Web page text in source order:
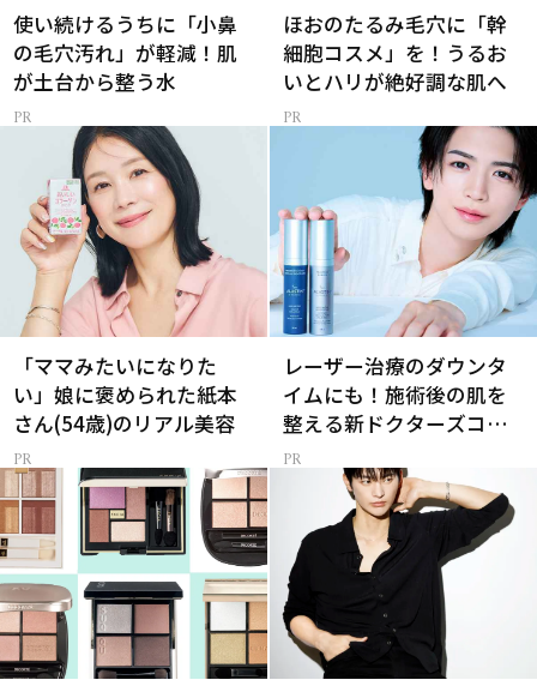
使い続けるうちに「小鼻
の毛穴汚れ」が軽減！肌
が土台から整う水
ほおのたるみ毛穴に「幹
細胞コスメ」を！うるお
いとハリが絶好調な肌へ
「ママみたいになりた
い」娘に褒められた紙本
さん(54歳)のリアル美容
レーザー治療のダウンタ
イムにも！施術後の肌を
整える新ドクターズコス
メ